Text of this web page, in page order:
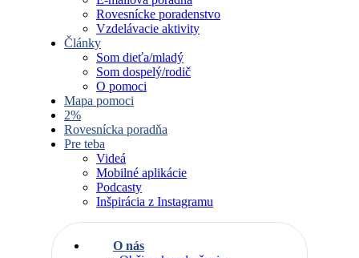
Rovesnícke poradenstvo
Vzdelávacie aktivity
Články
Som dieťa/mladý
Som dospelý/rodič
O pomoci
Mapa pomoci
2%
Rovesnícka poradňa
Pre teba
Videá
Mobilné aplikácie
Podcasty
Inšpirácia z Instagramu
O nás